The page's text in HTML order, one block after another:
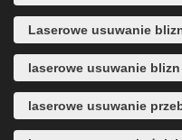
Laserowe usuwanie
laserowe usuwanie
laserowe usuwanie